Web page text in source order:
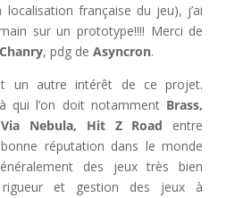
française du jeu), j’ai
sur un prototype!!!! Merci de
, pdg de Asyncron.
un autre intérêt de ce projet.
qui l’on doit notamment Brass,
Nebula, Hit Z Road entre
réputation dans le monde
des jeux très bien
rigueur et gestion des jeux à